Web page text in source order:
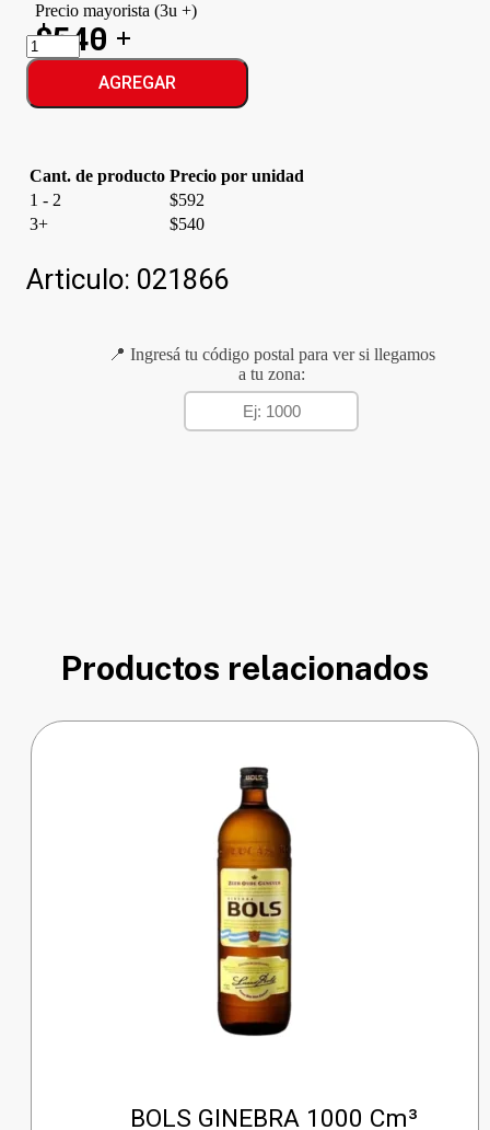
Precio mayorista (3u +)
$540
PLACER
SABORIZADA
MULTIFRUTAAGREGAR
Cant. de producto Precio por unidad
1 - 2
$592
3+
$540
Articulo: 021866
📍 Ingresá tu código postal para ver si llegamos
a tu zona:
Productos relacionados
BOLS GINEBRA 1000 Cm³